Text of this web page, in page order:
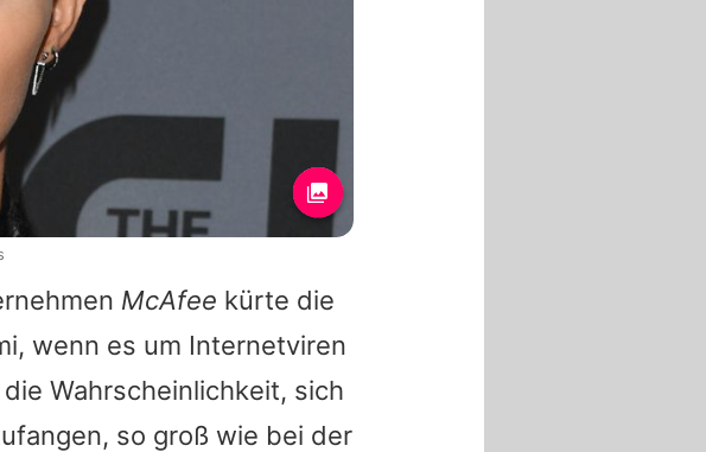
McAfee kürte die
wenn es um Internetviren
Wahrscheinlichkeit, sich
so groß wie bei der